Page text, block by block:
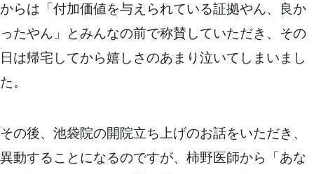
からは「付加価値を与えられている証拠やん、良か
ったやん」とみんなの前で称賛していただき、その
日は帰宅してから嬉しさのあまり泣いてしまいまし
た。
その後、池袋院の開院立ち上げのお話をいただき、
異動することになるのですが、柿野医師から「あな